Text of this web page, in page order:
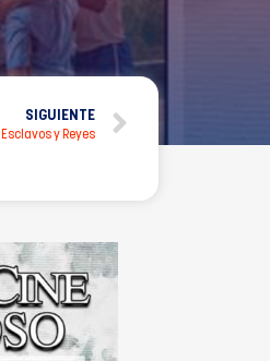
SIGUIENTE
Esclavos y Reyes